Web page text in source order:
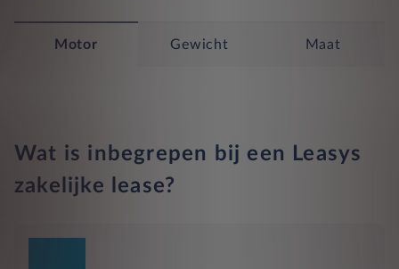
Motor Gewicht Maat
Wat is inbegrepen bij een Leasys
zakelijke lease?